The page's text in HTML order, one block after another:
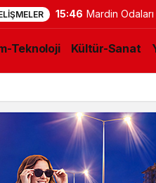
15:46 Mardin
Proje
Teknoloji Kültür-Sanat